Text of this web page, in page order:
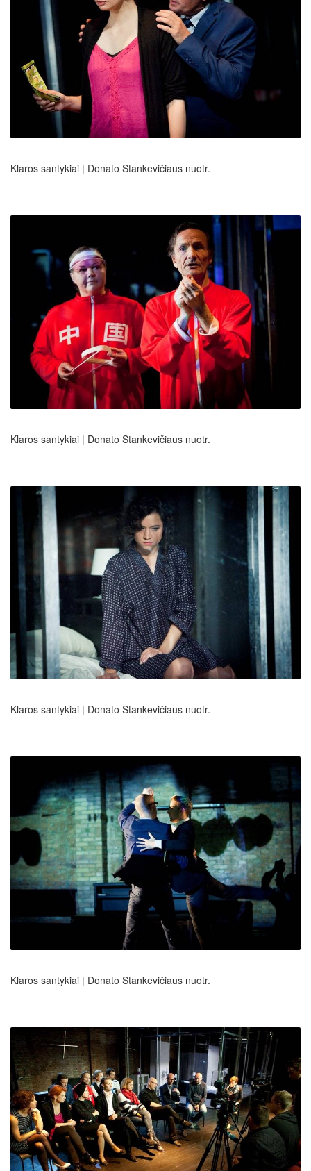
Klaros santykiai | Donato Stankevičiaus nuotr.
Klaros santykiai | Donato Stankevičiaus nuotr.
Klaros santykiai | Donato Stankevičiaus nuotr.
Klaros santykiai | Donato Stankevičiaus nuotr.